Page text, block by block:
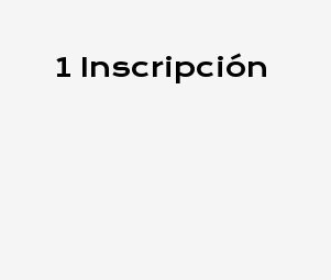
1 Inscripción